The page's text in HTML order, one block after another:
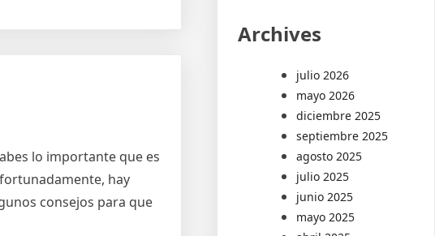
lo importante que es
hay
consejos para que
Archives
julio 2026
mayo 2026
diciembre 2025
septiembre 2025
agosto 2025
julio 2025
junio 2025
mayo 2025